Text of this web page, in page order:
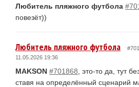
Любитель пляжного футбола
повезёт))
Любитель пляжного футбола
11.05.2026 19:36
MAKSON #701868 , это-то да, тут
ставя на определённый сценарий